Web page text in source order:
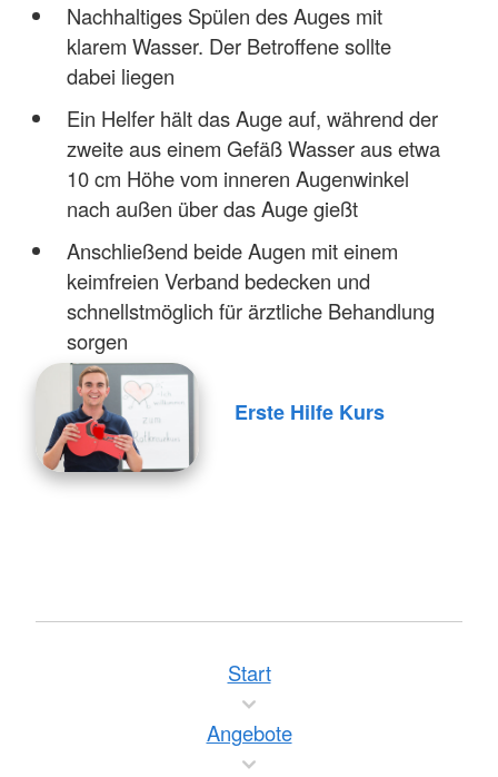
Nachhaltiges Spülen des Auges mit
klarem Wasser. Der Betroffene sollte
dabei liegen
Ein Helfer hält das Auge auf, während der
zweite aus einem Gefäß Wasser aus etwa
10 cm Höhe vom inneren Augenwinkel
nach außen über das Auge gießt
Anschließend beide Augen mit einem
keimfreien Verband bedecken und
schnellstmöglich für ärztliche Behandlung
sorgen
Erste Hilfe Kurs
Start
Angebote